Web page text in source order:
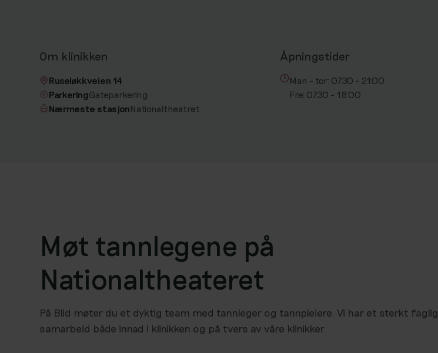
Om klinikken
Ruseløkkveien 14
ParkeringGateparkering
Nærmeste stasjonNationaltheatret
Åpningstider
Man - tor: 07:30 - 21:00
Fre: 07:30 - 18:00
Møt tannlegene på
Nationaltheateret
På Blid møter du et dyktig team med tannleger og tannpleiere. Vi har et sterkt faglig
samarbeid både innad i klinikken og på tvers av våre klinikker.